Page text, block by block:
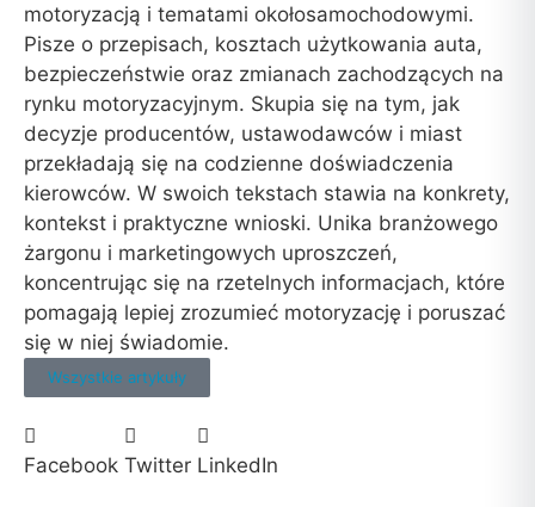
motoryzacją i tematami okołosamochodowymi.
Pisze o przepisach, kosztach użytkowania auta,
bezpieczeństwie oraz zmianach zachodzących na
rynku motoryzacyjnym. Skupia się na tym, jak
decyzje producentów, ustawodawców i miast
przekładają się na codzienne doświadczenia
kierowców. W swoich tekstach stawia na konkrety,
kontekst i praktyczne wnioski. Unika branżowego
żargonu i marketingowych uproszczeń,
koncentrując się na rzetelnych informacjach, które
pomagają lepiej zrozumieć motoryzację i poruszać
się w niej świadomie.
Wszystkie artykuły
Facebook Twitter LinkedIn